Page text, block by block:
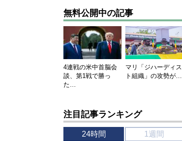
無料公開中の記事
4連戦の米中首脳会
談、第1戦で勝っ
た…
マリ「ジハーディス
ト組織」の攻勢が…
注目記事ランキング
24時間 1週間